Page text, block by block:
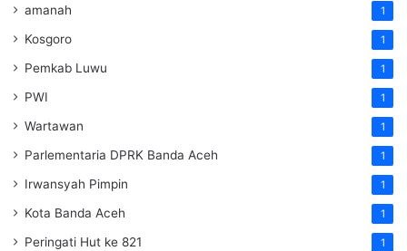
amanah 1
Kosgoro 1
Pemkab Luwu 1
PWI 1
Wartawan 1
Parlementaria DPRK Banda Aceh 1
Irwansyah Pimpin 1
Kota Banda Aceh 1
Peringati Hut ke 821 1